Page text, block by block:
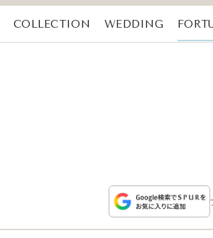
COLLECTION WEDDING